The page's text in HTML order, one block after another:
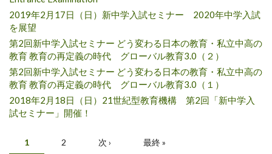
2019年2月17日（日）新中学入試セミナー 2020年中学入試
を展望
第2回新中学入試セミナー どう変わる日本の教育・私立中高の
教育 教育の再定義の時代 グローバル教育3.0（２）
第2回新中学入試セミナー どう変わる日本の教育・私立中高の
教育 教育の再定義の時代 グローバル教育3.0（１）
2018年2月18日（日）21世紀型教育機構 第2回「新中学入
試セミナー」開催！
Pages
1 2 次 › 最終 »